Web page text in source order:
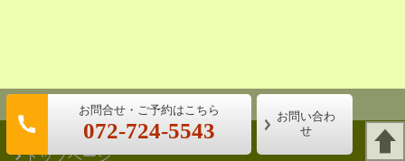
072-724-5543
お問い合わ
せ
トップページ